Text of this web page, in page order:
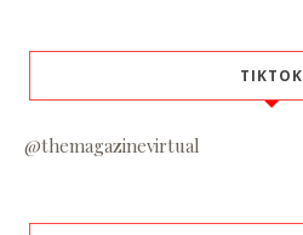
TIKTOK
@themagazinevirtual